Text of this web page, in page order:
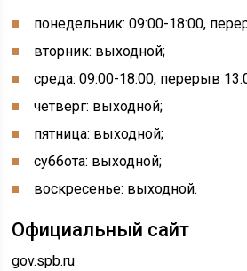
понедельник: 09:00-18:00,
вторник: выходной;
среда: 09:00-18:00, перерыв
четверг: выходной;
пятница: выходной;
суббота: выходной;
воскресенье: выходной.
Официальный сайт
gov.spb.ru